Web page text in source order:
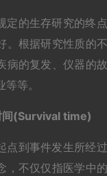
定的生存研究的终
。根据研究性质的
病的复发、仪器的
等。
间(Survival time)
点到事件发生所经
，不仅仅指医学中